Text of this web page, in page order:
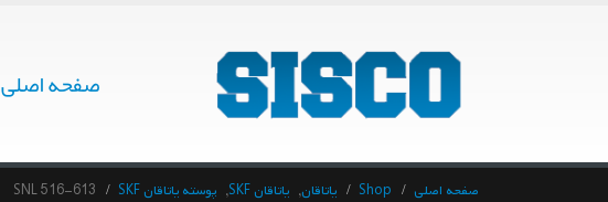
صفحه اصلی
صفحه اصلی Shop یاتاقان, یاتاقان SKF , پوسته یاتاقان SKF SNL 516-613